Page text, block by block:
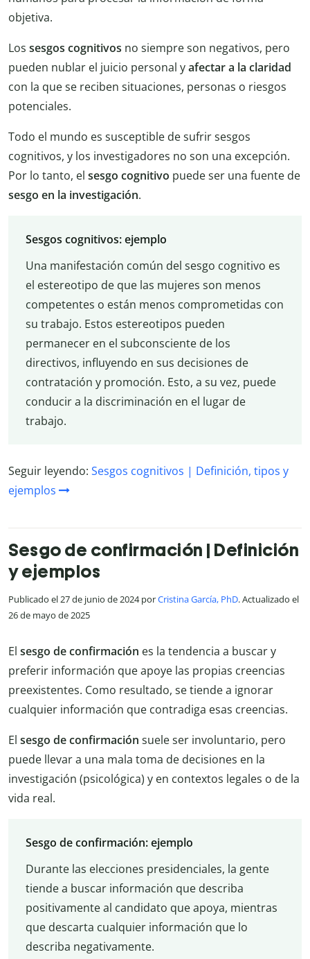
objetiva.
Los sesgos cognitivos no siempre son negativos, pero
pueden nublar el juicio personal yafectar a la claridad
con la que se reciben situaciones, personas o riesgos
potenciales.
Todo el mundo es susceptible de sufrir sesgos
cognitivos, y los investigadores no son una excepción.
Por lo tanto, el sesgo cognitivo puede ser una fuente de
sesgo en la investigación.
Sesgos cognitivos: ejemplo
Una manifestación común del sesgo cognitivo es
el estereotipo de que las mujeres son menos
competentes o están menos comprometidas con
su trabajo. Estos estereotipos pueden
permanecer en el subconsciente de los
directivos, influyendo en sus decisiones de
contratación y promoción. Esto, a su vez, puede
conducir a la discriminación en el lugar de
trabajo.
Seguir leyendo: Sesgos cognitivos | Definición, tipos y
ejemplos
Sesgo de confirmación | Definición
y ejemplos
Publicado el 27 de junio de 2024 porCristina García, PhD. Actualizado el
26 de mayo de 2025
El sesgo de confirmación es la tendencia a buscar y
preferir información que apoye las propias creencias
preexistentes. Como resultado, se tiende a ignorar
cualquier información que contradiga esas creencias.
El sesgo de confirmación suele ser involuntario, pero
puede llevar a una mala toma de decisiones en la
investigación (psicológica) y en contextos legales o de la
vida real.
Sesgo de confirmación: ejemplo
Durante las elecciones presidenciales, la gente
tiende a buscar información que describa
positivamente al candidato que apoya, mientras
que descarta cualquier información que lo
describa negativamente.